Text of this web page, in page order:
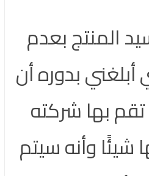
المنتج بعدم
بدوره أن
بها شركته
شيئًا وأنه سيتم